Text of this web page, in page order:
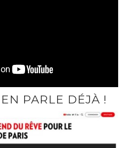
PARLE DÉJÀ !